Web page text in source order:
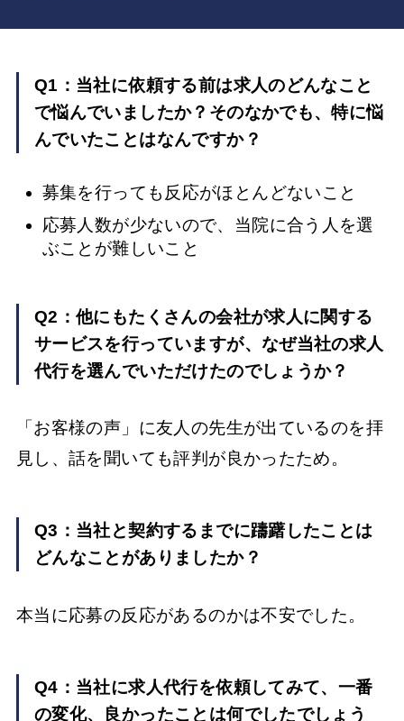
Q1：当社に依頼する前は求人のどんなこと
で悩んでいましたか？そのなかでも、特に悩
んでいたことはなんですか？
募集を行っても反応がほとんどないこと
応募人数が少ないので、当院に合う人を選
ぶことが難しいこと
Q2：他にもたくさんの会社が求人に関する
サービスを行っていますが、なぜ当社の求人
代行を選んでいただけたのでしょうか？
「お客様の声」に友人の先生が出ているのを拝
見し、話を聞いても評判が良かったため。
Q3：当社と契約するまでに躊躇したことは
どんなことがありましたか？
本当に応募の反応があるのかは不安でした。
Q4：当社に求人代行を依頼してみて、一番
の変化、良かったことは何でしたでしょう